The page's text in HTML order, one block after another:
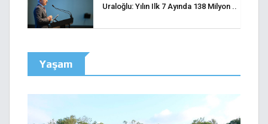
Uraloğlu: Yılın Ilk 7 Ayında 138 Milyon ..
Yaşam